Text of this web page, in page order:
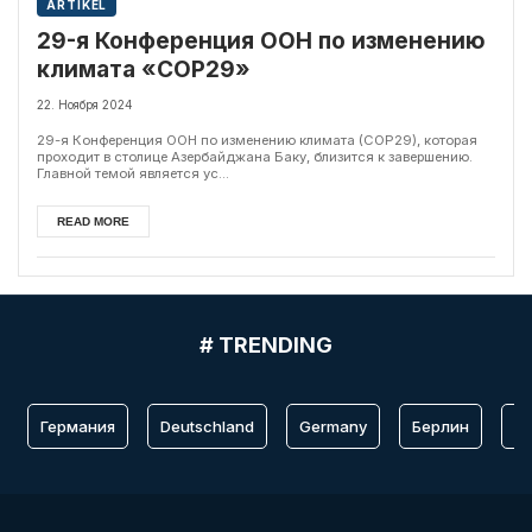
ARTIKEL
29-я Конференция ООН по изменению
климата «COP29»
22. Ноября 2024
29-я Конференция ООН по изменению климата (COP29), которая
проходит в столице Азербайджана Баку, близится к завершению.
Главной темой является ус...
READ MORE
# TRENDING
Германия Deutschland Germany Берлин